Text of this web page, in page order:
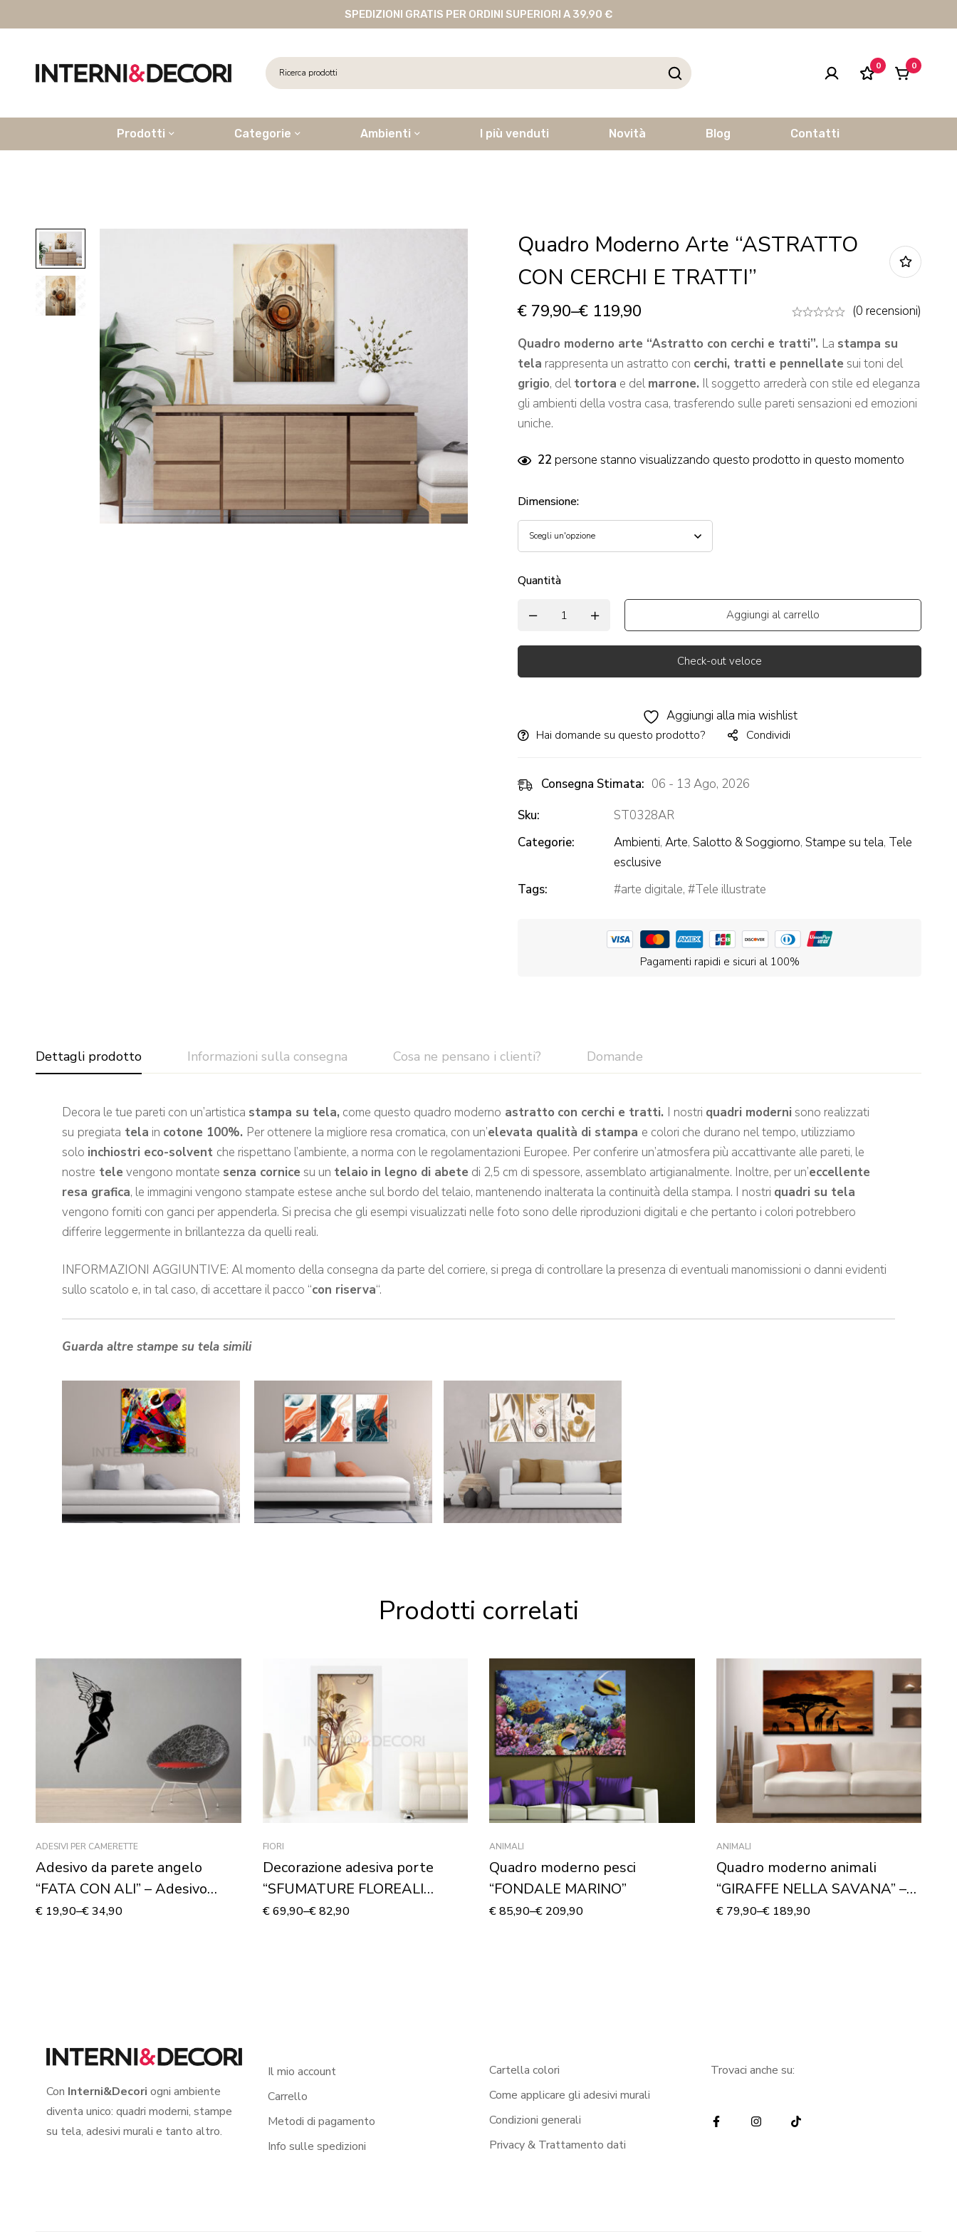
SPEDIZIONI GRATIS PER ORDINI SUPERIORI A 39,90 €
0 0
Prodotti Categorie Ambienti I più venduti Novità Blog Contatti
Quadro Moderno Arte “ASTRATTO
CON CERCHI E TRATTI”
€ 79,90–€ 119,90
(0 recensioni)
Quadro moderno arte “Astratto con cerchi e tratti”. La stampa su
tela rappresenta un astratto con cerchi, tratti e pennellate sui toni del
grigio, deltortora e delmarrone. Il soggetto arrederà con stile ed eleganza
gli ambienti della vostra casa, trasferendo sulle pareti sensazioni ed emozioni
uniche.
22 persone stanno visualizzando questo prodotto in questo momento
Dimensione:
Quantità
Aggiungi al carrello
Check-out veloce
Aggiungi alla mia wishlist
Hai domande su questo prodotto? Condividi
Consegna Stimata: 06 - 13 Ago, 2026
Sku:
ST0328AR
Categorie:
Ambienti, Arte, Salotto & Soggiorno, Stampe su tela, Tele
esclusive
Tags:
arte digitale, Tele illustrate
Pagamenti rapidi e sicuri al 100%
Dettagli prodotto Informazioni sulla consegna Cosa ne pensano i clienti? Domande
Decora le tue pareti con un’artistica stampa su tela, come questo quadro moderno astratto con cerchi e tratti. I nostri quadri moderni sono realizzati
su pregiata tela in cotone 100%. Per ottenere la migliore resa cromatica, con un’elevata qualità di stampa e colori che durano nel tempo, utilizziamo
solo inchiostri eco-solvent che rispettano l’ambiente, a norma con le regolamentazioni Europee. Per conferire un’atmosfera più accattivante alle pareti, le
nostre tele vengono montate senza cornice su un telaio in legno di abete di 2,5 cm di spessore, assemblato artigianalmente. Inoltre, per un’eccellente
resa grafica, le immagini vengono stampate estese anche sul bordo del telaio, mantenendo inalterata la continuità della stampa. I nostri quadri su tela
vengono forniti con ganci per appenderla. Si precisa che gli esempi visualizzati nelle foto sono delle riproduzioni digitali e che pertanto i colori potrebbero
differire leggermente in brillantezza da quelli reali.
INFORMAZIONI AGGIUNTIVE: Al momento della consegna da parte del corriere, si prega di controllare la presenza di eventuali manomissioni o danni evidenti
sullo scatolo e, in tal caso, di accettare il pacco “con riserva“.
Guarda altre stampe su tela simili
Prodotti correlati
ADESIVI PER CAMERETTE
Adesivo da parete angelo
“FATA CON ALI” – Adesivo
murale
€ 19,90–€34,90
FIORI
Decorazione adesiva porte
“SFUMATURE FLOREALI
COLOR AMBRA”
€69,90–€82,90
ANIMALI
Quadro moderno pesci
“FONDALE MARINO”
€85,90–€ 209,90
ANIMALI
Quadro moderno animali
“GIRAFFE NELLA SAVANA” –
Stampa su tela
€79,90–€189,90
Con Interni&Decori ogni ambiente
diventa unico: quadri moderni, stampe
su tela, adesivi murali e tanto altro.
Il mio account
Carrello
Metodi di pagamento
Info sulle spedizioni
Cartella colori
Come applicare gli adesivi murali
Condizioni generali
Privacy & Trattamento dati
Trovaci anche su: